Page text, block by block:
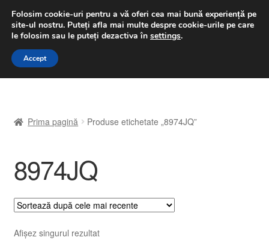
LIVRARE de la 33 lei
luni-vineri 9 a.m. - 4 p.m.031 229 6816
Sari
Sari
A lua legatura
Contul meu
Coș
Despre noi
Prima pagină Produse etichetate „8974JQ”
8974JQ
Afișez singurul rezultat
Folosim cookie-uri pentru a vă oferi cea mai bună experiență pe
site-ul nostru. Puteți afla mai multe despre cookie-urile pe care
le folosim sau le puteți dezactiva în settings.
Accept